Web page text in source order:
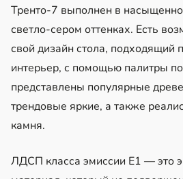
Тренто-7 выполнен в
светло-сером оттенках. Есть
свой дизайн стола, подходящий
интерьер, с помощью палитры
представлены популярные
трендовые яркие, а также
камня.
ЛДСП класса эмиссии Е1 — это